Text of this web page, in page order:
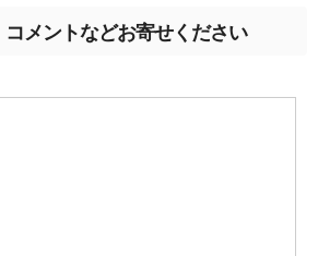
メントなどお寄せください